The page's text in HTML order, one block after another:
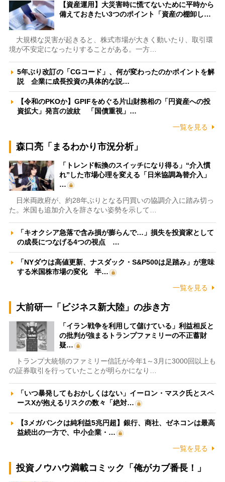
【資産運用】大災害時に慌てないために平時から
備えておきたい3つのポイント「資産の棚卸し…
大規模な災害が起きると、株式市場が大きく動いたり、取引環
境が不安定になったりすることがある。一方…
5年ぶり改訂の「CGコード」、何が変わったのかポイントを解
説 企業に成長投資の具体的な説…
【令和のPKOか】GPIFをめぐる片山財務相の「円資産への投
資拡大」発言の波紋 「国債重視」…
一覧を見る
森口亮「まるわかり市況分析」
「トレンド転換のスイッチになり得る」“介入慣
れ”した市場心理を変える「日米協調為替介入」
…
日米両政府が、約28年ぶりとなる円買いの協調介入に踏み切っ
た。米国も追加介入を辞さない姿勢を示して…
「キオクシア急落で含み損が膨らんで…」損失を投資家として
の成長につなげる4つの視点 …
「NYダウは高値更新、ナスダック・S&P500は足踏み」が意味
する米国株市場の変化 半…
一覧を見る
大前研一「ビジネス新大陸」の歩き方
「イラン戦争を利用して儲けている」利益相反と
の批判が強まるトランプファミリーの不正蓄財
疑…
トランプ大統領のファミリー信託が今年1～3月に3000回以上も
の証券取引を行っていたことが明らかになり…
「いつ暴発してもおかしくはない」イーロン・マスク氏とスペ
ースXが抱えるリスクの数々「絶対…
【3メガバンクは純利益5兆円超】銀行、商社、ゼネコンは最高
益続出の一方で、中小企業・…
一覧を見る
投資ノウハウ満載コミック「俺がカブ番長！」